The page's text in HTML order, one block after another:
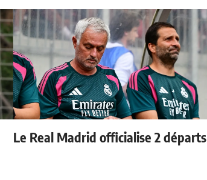
Le Real Madrid officialise 2 départs